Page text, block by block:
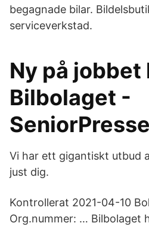
begagnade bilar.
serviceverkstad.
Ny på jobbet
Bilbolaget -
Vi har ett gigantiskt utbud
just dig.
Kontrollerat 2021-04-10
Org.nummer: … Bilbolaget